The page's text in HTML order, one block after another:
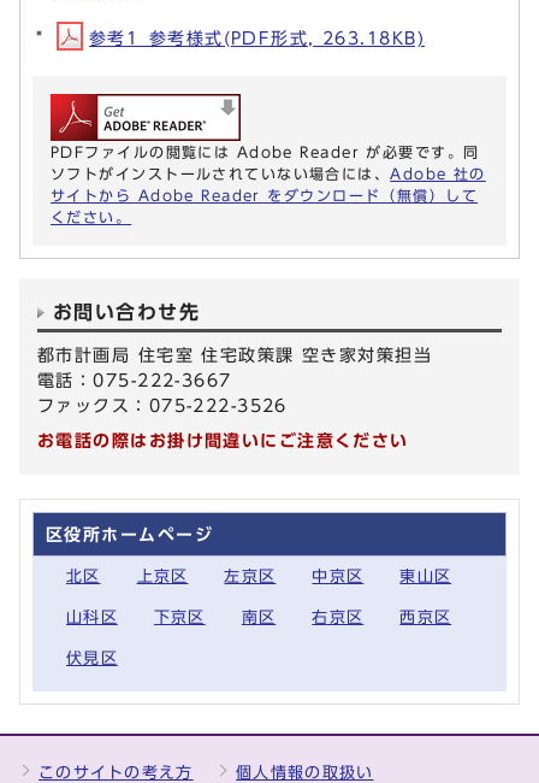
参考1_参考様式(PDF形式, 263.18KB)
PDFファイルの閲覧には Adobe Reader が必要です。同
ソフトがインストールされていない場合には、 Adobe 社の
サイトから Adobe Reader をダウンロード（無償）して
ください。
お問い合わせ先
都市計画局 住宅室 住宅政策課 空き家対策担当
電話：075-222-3667
ファックス：075-222-3526
お電話の際はお掛け間違いにご注意ください
区役所ホームページ
北区 上京区 左京区 中京区 東山区
山科区 下京区 南区 右京区 西京区
伏見区
このサイトの考え方 個人情報の取扱い